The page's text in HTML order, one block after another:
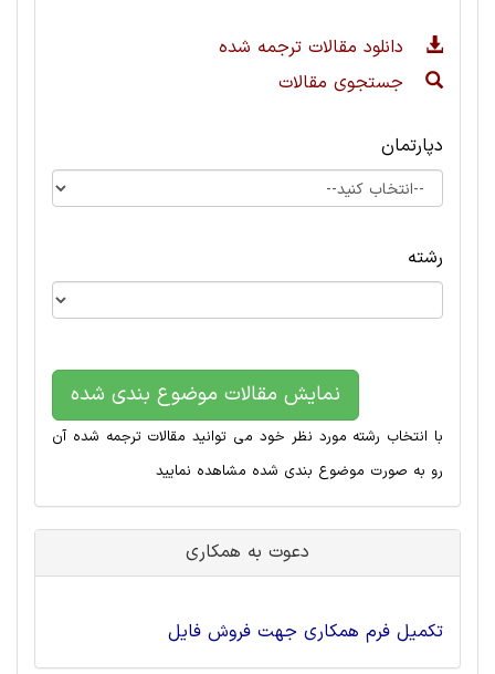
دانلود مقالات ترجمه شده
جستجوی مقالات
دپارتمان
رشته
نمایش مقالات موضوع بندی شده
با انتخاب رشته مورد نظر خود می توانید مقالات ترجمه شده آن
رو به صورت موضوع بندی شده مشاهده نمایید
دعوت به همکاری
تکمیل فرم همکاری جهت فروش فایل